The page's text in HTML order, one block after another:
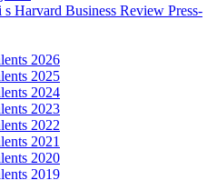
Harvard Business Review Press-
2026
2025
2024
2023
2022
2021
2020
2019